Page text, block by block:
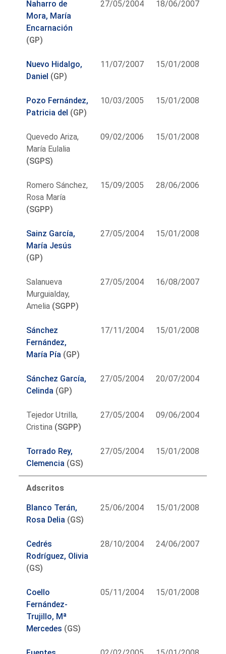
Naharro de
Mora, María
Encarnación
(GP)
27/05/2004 18/06/2007
Nuevo Hidalgo,
Daniel (GP)
11/07/2007 15/01/2008
Pozo Fernández,
Patricia del (GP)
10/03/2005 15/01/2008
Quevedo Ariza,
María Eulalia
(SGPS)
09/02/2006 15/01/2008
Romero Sánchez,
Rosa María
(SGPP)
15/09/2005 28/06/2006
Sainz García,
María Jesús
(GP)
27/05/2004 15/01/2008
Salanueva
Murguialday,
Amelia (SGPP)
27/05/2004 16/08/2007
Sánchez
Fernández,
María Pía (GP)
17/11/2004 15/01/2008
Sánchez García,
Celinda (GP)
27/05/2004 20/07/2004
Tejedor Utrilla,
Cristina (SGPP)
27/05/2004 09/06/2004
Torrado Rey,
Clemencia (GS)
27/05/2004 15/01/2008
Adscritos
Blanco Terán,
Rosa Delia (GS)
25/06/2004 15/01/2008
Cedrés
Rodríguez, Olivia
(GS)
28/10/2004 24/06/2007
Coello
Fernández-
Trujillo, Mª
Mercedes (GS)
05/11/2004 15/01/2008